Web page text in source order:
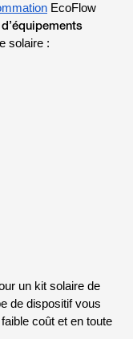
EcoFlow
solaire :
un kit solaire de
de dispositif vous
coût et en toute